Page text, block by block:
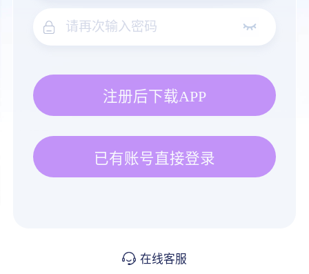
注册后下载APP
已有账号直接登录
在线客服